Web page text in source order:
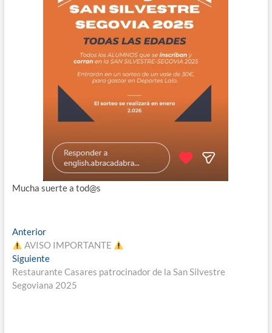
Mucha suerte a tod@s
Navegación
de
entradas
AnteriorEntrada
anterior:
AVISO IMPORTANTE
SiguienteEntrada
siguiente:
Restaurante Casares patrocinador de la San Silvestre
Segoviana 2025